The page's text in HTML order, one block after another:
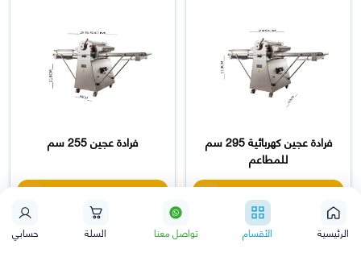
فرادة عجين كهربائية 295 سم
للمطاعم
وفرت: 6133
25%
24533
فرادة عجين 255 سم
وفرت: 5500 25%
16500 الرئيسية الأقسام تواصل معنا السلة حسابي